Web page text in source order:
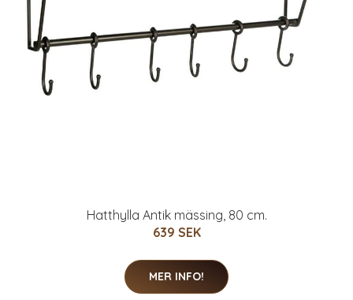
Hatthylla Antik mässing, 80 cm.
639 SEK
MER INFO!